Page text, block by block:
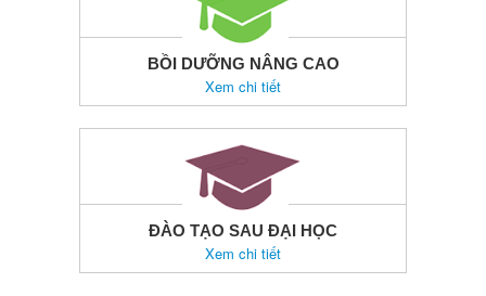
BỒI DƯỠNG NÂNG CAO
Xem chi tiết
ĐÀO TẠO SAU ĐẠI HỌC
Xem chi tiết